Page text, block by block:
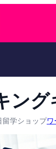
ング
留学ショップワ